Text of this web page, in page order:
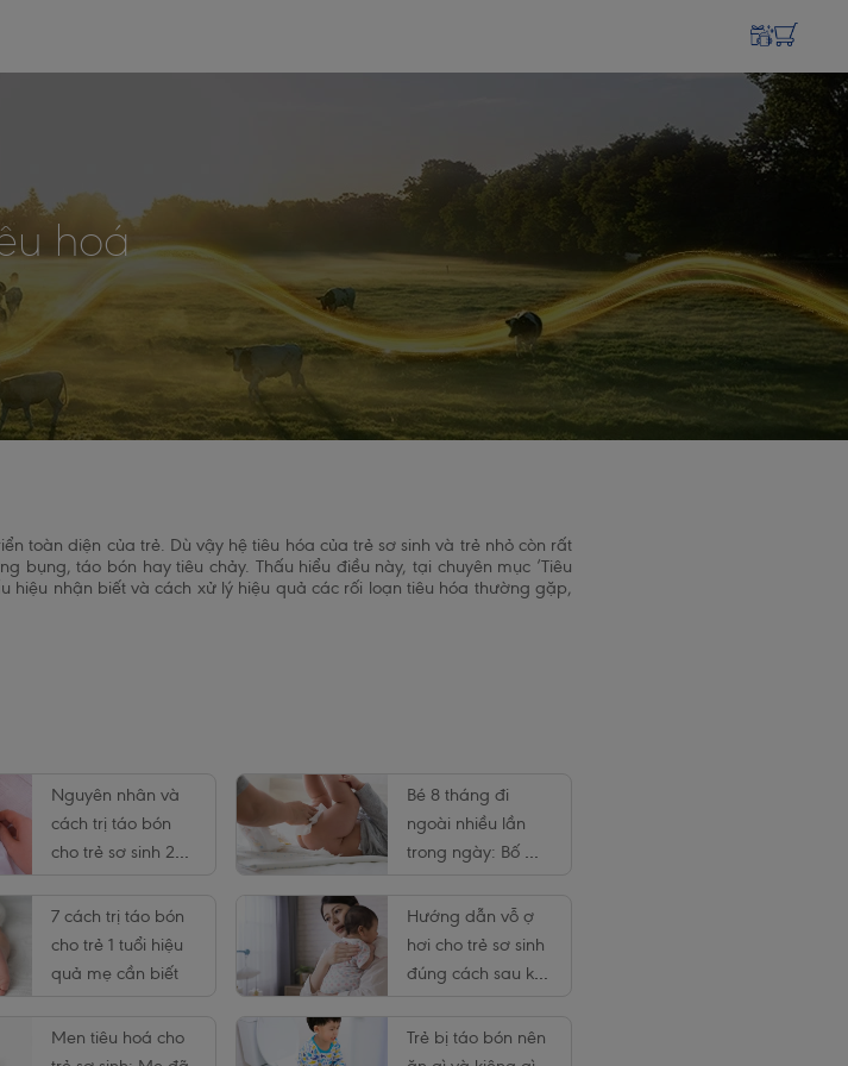
hoá
toàn diện của trẻ. Dù vậy hệ tiêu hóa của trẻ sơ sinh và trẻ nhỏ còn rất
táo bón hay tiêu chảy. Thấu hiểu điều này, tại chuyên mục ‘Tiêu
hiệu nhận biết và cách xử lý hiệu quả các rối loạn tiêu hóa thường gặp,
Nguyên nhân và
cách trị táo bón
cho trẻ sơ sinh 2
Bé 8 tháng đi
ngoài nhiều lần
trong ngày: Bố mẹ
7 cách trị táo bón
cho trẻ 1 tuổi hiệu
quả mẹ cần biết
Hướng dẫn vỗ ợ
hơi cho trẻ sơ sinh
đúng cách sau khi
Men tiêu hoá cho
Trẻ bị táo bón nên